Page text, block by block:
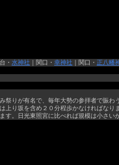
・ 水神社 ｜関口・ 幸神社 ｜関口・ 正八幡
祭りが有名で、毎年大勢の参拝者で賑わ
上り坂を含め２０分程歩かなければなり
す。日光東照宮に比べれば規模は小さい